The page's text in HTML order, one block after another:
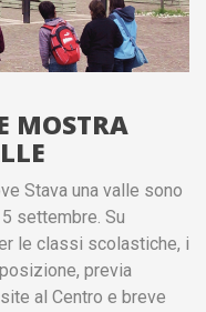
MOSTRA
Stava una valle sono
settembre. Su
le classi scolastiche, i
previa
al Centro e breve